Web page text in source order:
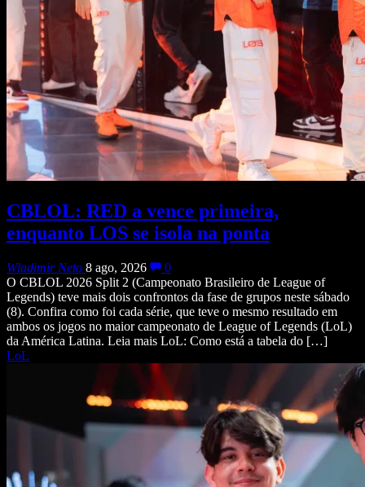
CBLOL: RED a vence primeira,
enquanto LOS se isola na ponta
Wladimir Neto 8 ago, 2026
0
O CBLOL 2026 Split 2 (Campeonato Brasileiro de League of
Legends) teve mais dois confrontos da fase de grupos neste sábado
(8). Confira como foi cada série, que teve o mesmo resultado em
ambos os jogos no maior campeonato de League of Legends (LoL)
da América Latina. Leia mais LoL: Como está a tabela do […]
LoL